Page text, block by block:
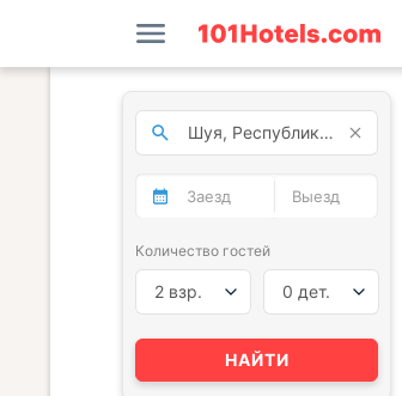
Количество гостей
2 взр. 0 дет.
НАЙТИ